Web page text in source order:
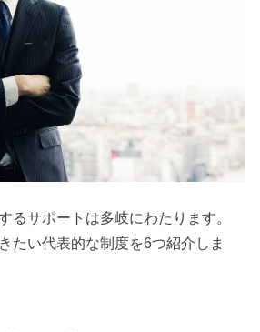
るサポートは多岐にわたります。
たい代表的な制度を6つ紹介しま